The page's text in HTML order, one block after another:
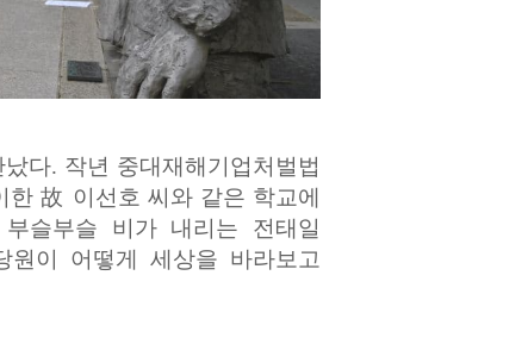
다. 작년 중대재해기업처벌법
故 이선호 씨와 같은 학교에
슬부슬 비가 내리는 전태일
이 어떻게 세상을 바라보고